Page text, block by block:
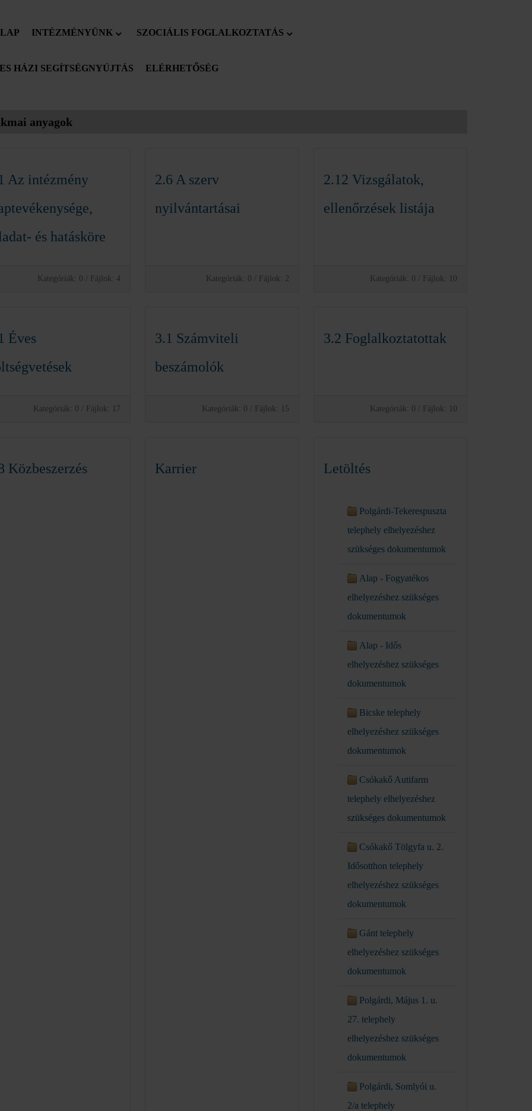
INTÉZMÉNYÜNK SZOCIÁLIS FOGLALKOZTATÁS
HÁZI SEGÍTSÉGNYÚJTÁS ELÉRHETŐSÉG
anyagok
Az intézmény
és hatásköre
Kategóriák: 0 / Fájlok: 4
2.6 A szerv
nyilvántartásai
Kategóriák: 0 / Fájlok: 2
2.12 Vizsgálatok,
ellenőrzések listája
Kategóriák: 0 / Fájlok: 10
Éves
Kategóriák: 0 / Fájlok: 17
3.1 Számviteli
beszámolók
Kategóriák: 0 / Fájlok: 15
3.2 Foglalkoztatottak
Kategóriák: 0 / Fájlok: 10
Közbeszerzés Karrier Letöltés
Polgárdi-Tekerespuszta
telephely elhelyezéshez
szükséges dokumentumok
Alap - Fogyatékos
elhelyezéshez szükséges
dokumentumok
Alap - Idős
elhelyezéshez szükséges
dokumentumok
Bicske telephely
elhelyezéshez szükséges
dokumentumok
Csókakő Autifarm
telephely elhelyezéshez
szükséges dokumentumok
Csókakő Tölgyfa u. 2.
Idősotthon telephely
elhelyezéshez szükséges
dokumentumok
Gánt telephely
elhelyezéshez szükséges
dokumentumok
Polgárdi, Május 1. u.
27. telephely
elhelyezéshez szükséges
dokumentumok
Polgárdi, Somlyói u.
2/a telephely